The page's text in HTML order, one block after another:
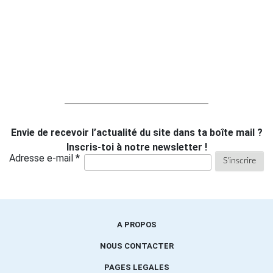
Envie de recevoir l’actualité du site dans ta boîte mail ?
Inscris-toi à notre newsletter !
Adresse e-mail *
A PROPOS
NOUS CONTACTER
PAGES LEGALES